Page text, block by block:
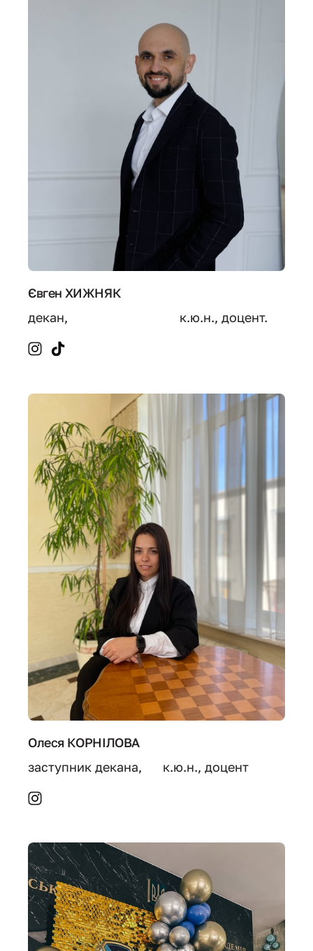
Євген ХИЖНЯК
декан,                                к.ю.н., доцент.
Олеся КОРНІЛОВА
заступник декана,      к.ю.н., доцент